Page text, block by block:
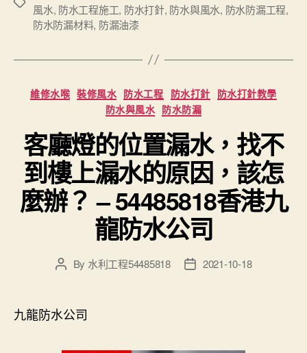
風水, 防水工程施工, 防水打針, 防水與風水, 防水防漏工程,
防水防漏材料, 防漏油漆
Categories
維修水喉 裝修風水 防水工程 防水打針 防水打針教學
防水與風水 防水防漏
客廳燈的位置漏水，找不
到樓上漏水的原因，該怎
麼辦？ – 54485818香港九
龍防水公司
PostBy 水利工程54485818
Post2021-10-18
九龍防水公司